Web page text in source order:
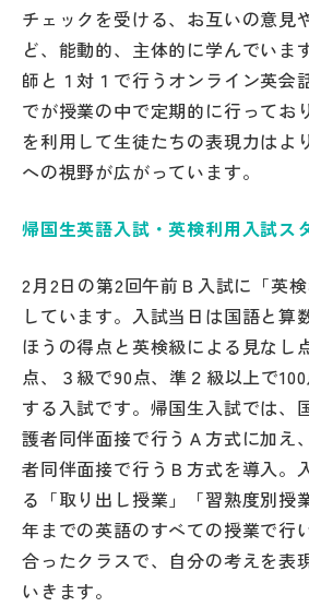
チェックを受ける、お互いの意見
ど、能動的、主体的に学んでいま
師と１対１で行うオンライン英会
でが授業の中で定期的に行ってお
を利用して生徒たちの表現力はよ
への視野が広がっています。
帰国生英語入試・英検利用入試ス
2月2日の第2回午前Ｂ入試に「英
しています。入試当日は国語と算
ほうの得点と英検級による見なし
点、３級で90点、準２級以上で
する入試です。帰国生入試では、
護者同伴面接で行うＡ方式に加え
者同伴面接で行うＢ方式を導入。
る「取り出し授業」「習熟度別授
年までの英語のすべての授業で行
合ったクラスで、自分の考えを表
いきます。